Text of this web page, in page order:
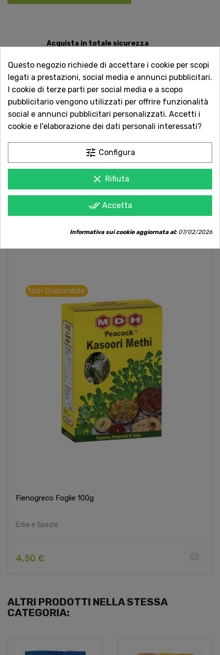
Acquista in totale sicurezza
1.000 recensioni dei nostri clienti.
Spedizioni rapide
Consegna in tutta Italia in 5 giorni
dall'ordine
Contattaci online oppure chiama per
qualsiasi informazione.
POTREBBE PIACERTI ANCHE
Fienogreco Foglie 100g
Erbe e Spezie
Non Disponibile
4,50 €
ALTRI PRODOTTI NELLA STESSA
CATEGORIA:
Questo negozio richiede di accettare i cookie per scopi
legati a prestazioni, social media e annunci pubblicitari.
I cookie di terze parti per social media e a scopo
pubblicitario vengono utilizzati per offrire funzionalità
social e annunci pubblicitari personalizzati. Accetti i
cookie e l'elaborazione dei dati personali interessati?
tune Configura
clear Rifiuta
done_all Accetta
Informativa sui cookie aggiornata al:07/02/2026